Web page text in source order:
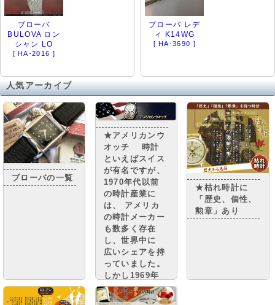
ブローバ
BULOVA ロン
シャン LO
[ HA-2016 ]
ブローバ レデ
ィ K14WG
[ HA-3690 ]
人気アーカイブ
ブローバの一覧
★アメリカンウ
オッチ 時計
といえばスイス
が有名ですが、
1970年代以前
の時計産業に
は、 アメリカ
の時計メーカー
も数多く存在
し、世界中に
広いシェアを持
っていました。
しかし1969年
日本発のクオー
ツショックによ
★枯れ時計に
「歴史、個性、
勲章」あり